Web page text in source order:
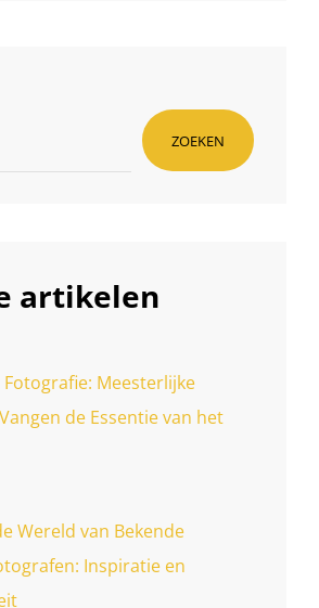
ZOEKEN
artikelen
Meesterlijke
de Essentie van het
Wereld van Bekende
Inspiratie en